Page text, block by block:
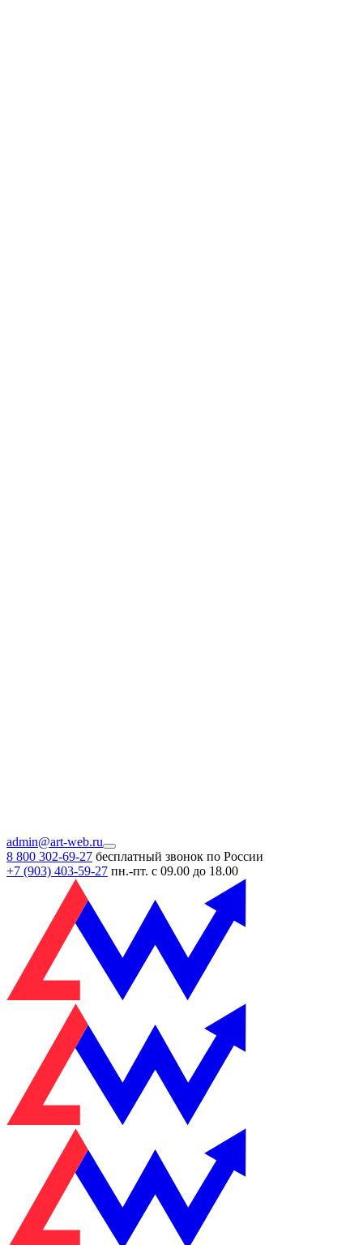
admin@art-web.ru
8 800 302-69-27 бесплатный звонок по России
+7 (903) 403-59-27 пн.-пт. с 09.00 до 18.00